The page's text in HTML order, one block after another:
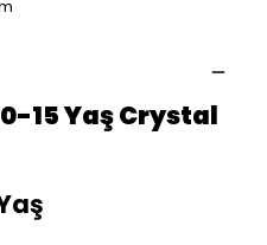
15 Yaş Crystal